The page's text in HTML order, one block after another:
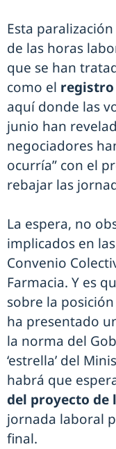
Esta
de las horas
que se han
como el registro
aquí donde las
junio han
negociadores
ocurría” con el
rebajar las
La espera, no
implicados en
Convenio
Farmacia. Y es
sobre la
ha presentado
la norma del
‘estrella’ del
habrá que
del proyecto de
jornada laboral
final.